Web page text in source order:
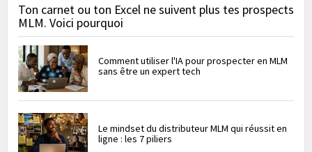
Ton carnet ou ton Excel ne suivent plus tes prospects
MLM. Voici pourquoi
Comment utiliser l'IA pour prospecter en MLM
sans être un expert tech
Le mindset du distributeur MLM qui réussit en
ligne : les 7 piliers